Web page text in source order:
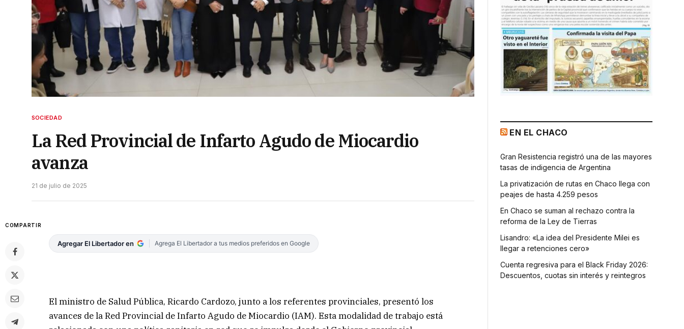
SOCIEDAD
La Red Provincial de Infarto Agudo de Miocardio
avanza
21 de julio de 2025
COMPARTIR
Agregar El Libertador en Agrega El Libertador a tus medios preferidos en Google
El ministro de Salud Pública, Ricardo Cardozo, junto a los referentes provinciales, presentó los
avances de la Red Provincial de Infarto Agudo de Miocardio (IAM). Esta modalidad de trabajo está
EN EL CHACO
Gran Resistencia registró una de las mayores
tasas de indigencia de Argentina
La privatización de rutas en Chaco llega con
peajes de hasta 4.259 pesos
En Chaco se suman al rechazo contra la
reforma de la Ley de Tierras
Lisandro: «La idea del Presidente Milei es
llegar a retenciones cero»
Cuenta regresiva para el Black Friday 2026:
Descuentos, cuotas sin interés y reintegros